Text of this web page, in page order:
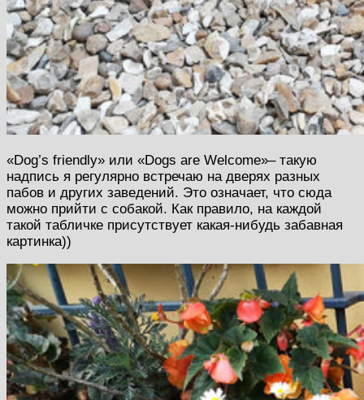
«Dog’s friendly» или «Dogs are Welcome»– такую
надпись я регулярно встречаю на дверях разных
пабов и других заведений. Это означает, что сюда
можно прийти с собакой. Как правило, на каждой
такой табличке присутствует какая-нибудь забавная
картинка))